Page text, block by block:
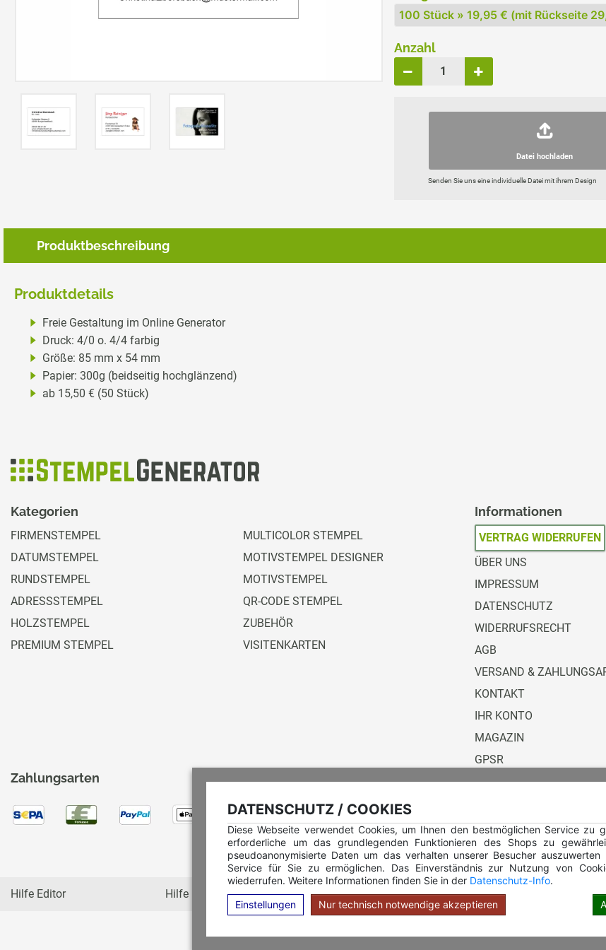
DATENSCHUTZ / COOKIES
Diese Webseite verwendet Cookies, um Ihnen den bestmöglichen Service zu
erforderliche um das grundlegenden Funktionieren des Shops zu
pseudoanonymisierte Daten um das verhalten unserer Besucher
Service für Sie zu ermöglichen. Das Einverständnis zur Nutzung von
wiederrufen. Weitere Informationen finden Sie in der Datenschutz-Info.
Einstellungen
Nur technisch notwendige akzeptieren
TRODAT POCKET PRINTY COLOP E-MARK ERSATZPLATTEN NACH GRÖSSE
Anzahl
Datei hochladen
Senden Sie uns eine individuelle Datei mit ihrem Design
Produktbeschreibung
Produktdetails
Freie Gestaltung im Online Generator
Druck: 4/0 o. 4/4 farbig
Größe: 85 mm x 54 mm
Papier: 300g (beidseitig hochglänzend)
ab 15,50 € (50 Stück)
Kategorien
FIRMENSTEMPEL
DATUMSTEMPEL
RUNDSTEMPEL
ADRESSSTEMPEL
HOLZSTEMPEL
PREMIUM STEMPEL
MULTICOLOR STEMPEL
MOTIVSTEMPEL DESIGNER
MOTIVSTEMPEL
QR-CODE STEMPEL
ZUBEHÖR
VISITENKARTEN
Informationen
VERTRAG WIDERRUFEN
ÜBER UNS
IMPRESSUM
DATENSCHUTZ
WIDERRUFSRECHT
AGB
VERSAND &
KONTAKT
IHR KONTO
MAGAZIN
GPSR
Zahlungsarten
Hilfe Editor Hilfe Multicolorstempel Hilfe Rundstempel Hilfe Rundstempel Holz